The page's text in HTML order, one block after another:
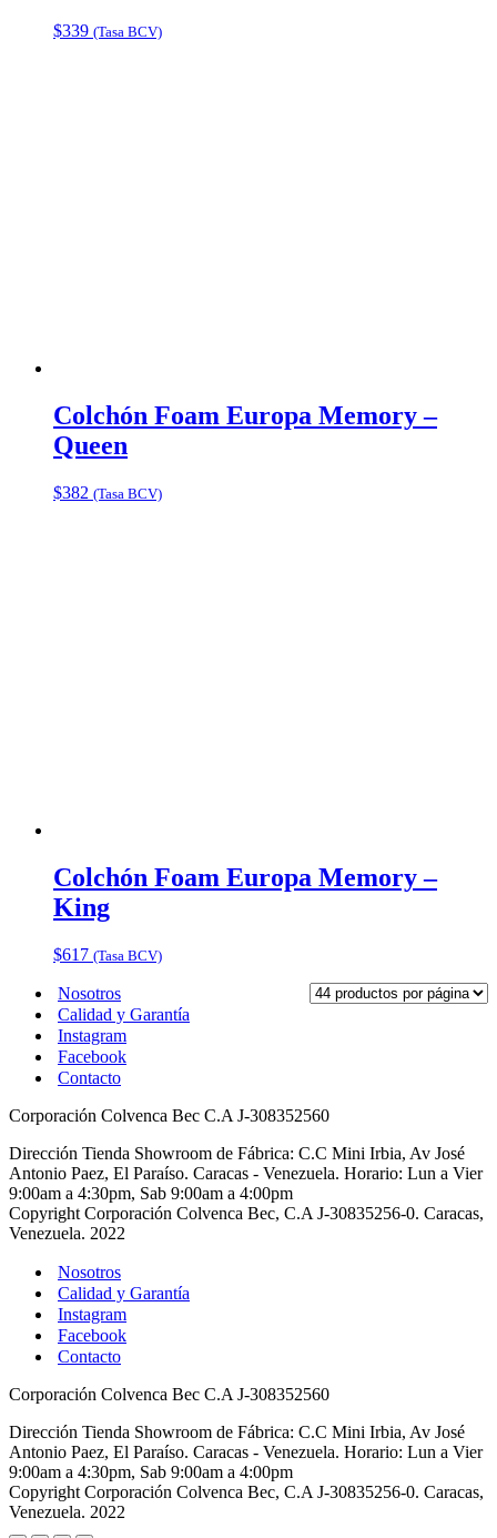
$339 (Tasa BCV)
Colchón Foam Europa Memory –
Queen
$382 (Tasa BCV)
Colchón Foam Europa Memory –
King
$617 (Tasa BCV)
Nosotros
Calidad y Garantía
Instagram
Facebook
Contacto
Corporación Colvenca Bec C.A J-308352560
Dirección Tienda Showroom de Fábrica: C.C Mini Irbia, Av José
Antonio Paez, El Paraíso. Caracas - Venezuela. Horario: Lun a Vier
9:00am a 4:30pm, Sab 9:00am a 4:00pm
Copyright Corporación Colvenca Bec, C.A J-30835256-0. Caracas,
Venezuela. 2022
Nosotros
Calidad y Garantía
Instagram
Facebook
Contacto
Corporación Colvenca Bec C.A J-308352560
Dirección Tienda Showroom de Fábrica: C.C Mini Irbia, Av José
Antonio Paez, El Paraíso. Caracas - Venezuela. Horario: Lun a Vier
9:00am a 4:30pm, Sab 9:00am a 4:00pm
Copyright Corporación Colvenca Bec, C.A J-30835256-0. Caracas,
Venezuela. 2022